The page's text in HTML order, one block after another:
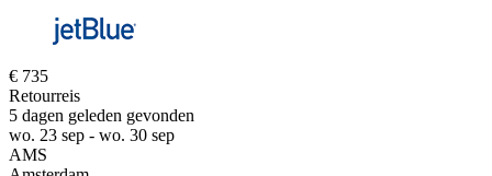
€ 735
Retourreis
5 dagen geleden gevonden
wo. 23 sep - wo. 30 sep
AMS